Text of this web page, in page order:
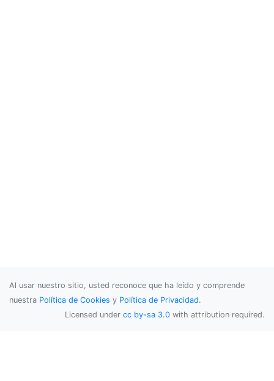
Al usar nuestro sitio, usted reconoce que ha leído y comprende
nuestra Política de Cookies y Política de Privacidad.
Licensed under cc by-sa 3.0 with attribution required.